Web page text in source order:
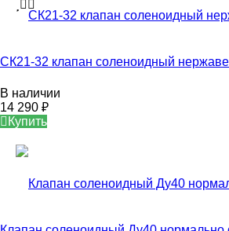
СК21-32 клапан соленоидный
В наличии
14 290 ₽
Купить